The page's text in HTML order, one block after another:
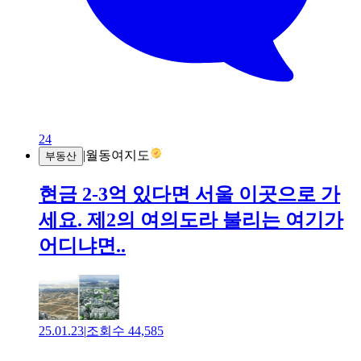
24
부동산 |월동여지도
현금 2-3억 있다면 서울 이곳으로 가
세요. 제2의 여의도라 불리는 여기가
어디냐면..
25.01.23|조회수 44,585